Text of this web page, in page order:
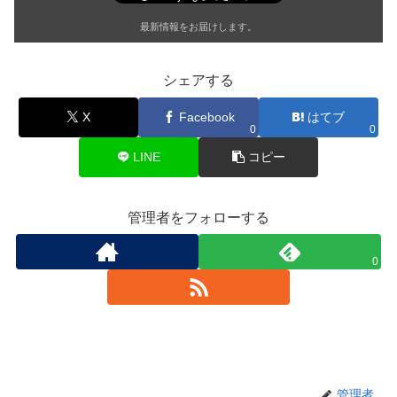
最新情報をお届けします。
シェアする
X Facebook
0
はてブ
0
LINE コピー
管理者をフォローする
0